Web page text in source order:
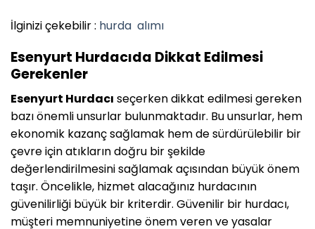
İlginizi çekebilir : hurda alımı
Esenyurt Hurdacıda Dikkat Edilmesi
Gerekenler
Esenyurt Hurdacı seçerken dikkat edilmesi gereken
bazı önemli unsurlar bulunmaktadır. Bu unsurlar, hem
ekonomik kazanç sağlamak hem de sürdürülebilir bir
çevre için atıkların doğru bir şekilde
değerlendirilmesini sağlamak açısından büyük önem
taşır. Öncelikle, hizmet alacağınız hurdacının
güvenilirliği büyük bir kriterdir. Güvenilir bir hurdacı,
müşteri memnuniyetine önem veren ve yasalar